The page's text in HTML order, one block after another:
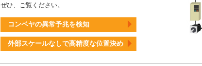
ぜひ、ご覧ください。
コンベヤの異常予兆を検知
外部スケールなしで高精度な位置決め